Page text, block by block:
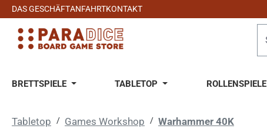
Hauptinhalt springen
Zur Suche springen
Zur Hauptnavigation springen
DAS GESCHÄFTANFAHRTKONTAKT
BRETTSPIELE TABLETOP ROLLENSPIELE
Tabletop / Games Workshop / Warhammer 40K